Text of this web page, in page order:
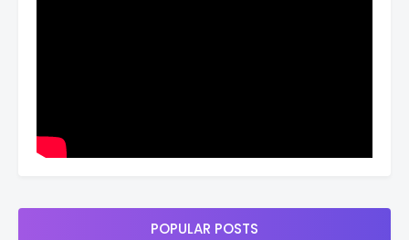
POPULAR POSTS